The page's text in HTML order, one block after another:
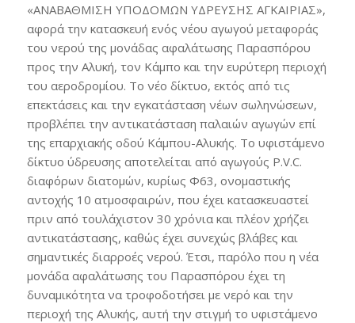
«ΑΝΑΒΑΘΜΙΣΗ ΥΠΟΔΟΜΩΝ ΥΔΡΕΥΣΗΣ ΑΓΚΑΙΡΙΑΣ»,
αφορά την κατασκευή ενός νέου αγωγού μεταφοράς
του νερού της μονάδας αφαλάτωσης Παρασπόρου
προς την Αλυκή, τον Κάμπο και την ευρύτερη περιοχή
του αεροδρομίου. Το νέο δίκτυο, εκτός από τις
επεκτάσεις και την εγκατάσταση νέων σωληνώσεων,
προβλέπει την αντικατάσταση παλαιών αγωγών επί
της επαρχιακής οδού Κάμπου-Αλυκής. Το υφιστάμενο
δίκτυο ύδρευσης αποτελείται από αγωγούς P.V.C.
διαφόρων διατομών, κυρίως Φ63, ονομαστικής
αντοχής 10 ατμοσφαιρών, που έχει κατασκευαστεί
πριν από τουλάχιστον 30 χρόνια και πλέον χρήζει
αντικατάστασης, καθώς έχει συνεχώς βλάβες και
σημαντικές διαρροές νερού. Έτσι, παρόλο που η νέα
μονάδα αφαλάτωσης του Παρασπόρου έχει τη
δυναμικότητα να τροφοδοτήσει με νερό και την
περιοχή της Αλυκής, αυτή την στιγμή το υφιστάμενο